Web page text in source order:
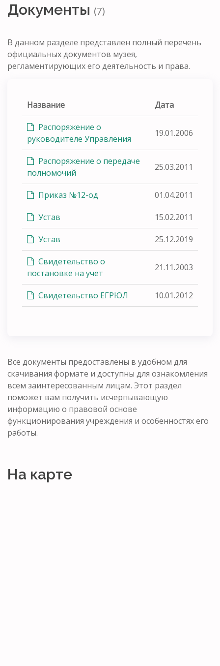
Документы (7)
В данном разделе представлен полный перечень
официальных документов музея,
регламентирующих его деятельность и права.
Название Дата
Распоряжение о
руководителе Управления
19.01.2006
Распоряжение о передаче
полномочий
25.03.2011
Приказ №12-од 01.04.2011
Устав 15.02.2011
Устав 25.12.2019
Свидетельство о
постановке на учет
21.11.2003
Свидетельство ЕГРЮЛ 10.01.2012
Все документы предоставлены в удобном для
скачивания формате и доступны для ознакомления
всем заинтересованным лицам. Этот раздел
поможет вам получить исчерпывающую
информацию о правовой основе
функционирования учреждения и особенностях его
работы.
На карте